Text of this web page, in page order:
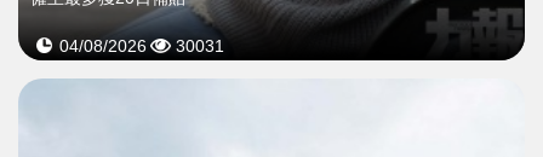
04/08/2026 30031